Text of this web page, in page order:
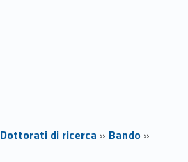
Dottorati di ricerca » Bando»